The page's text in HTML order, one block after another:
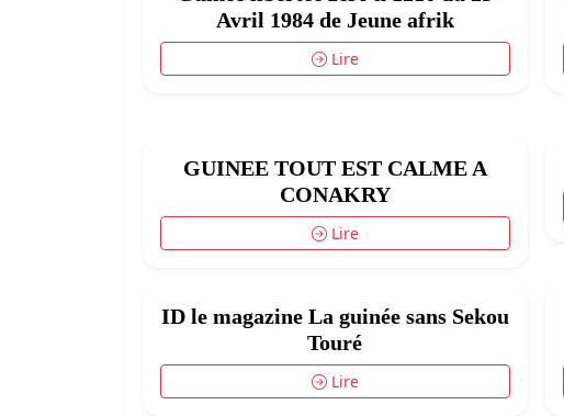
Avril 1984 de Jeune afrik
Lire
GUINEE TOUT EST CALME A
CONAKRY
Lire
ID le magazine La guinée sans Sekou
Touré
Lire